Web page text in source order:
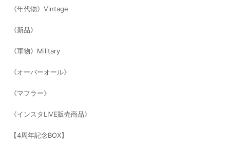
《年代物》Vintage
《新品》
《軍物》Military
《オーバーオール》
《マフラー》
《インスタLIVE販売商品》
【4周年記念BOX】